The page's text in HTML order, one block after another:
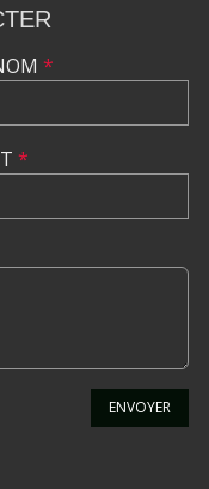
*
*
ENVOYER